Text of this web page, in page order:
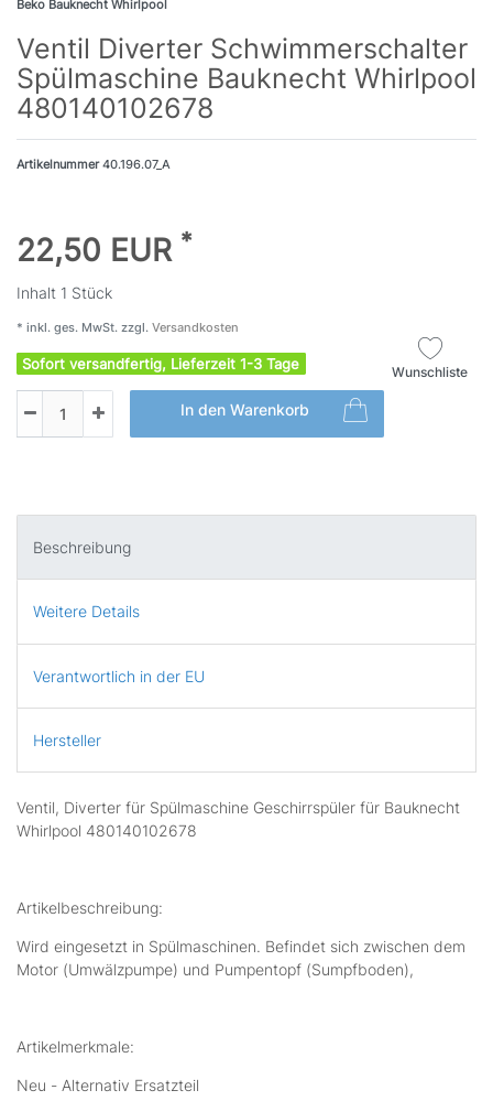
Beko Bauknecht Whirlpool
Ventil Diverter Schwimmerschalter
Spülmaschine Bauknecht Whirlpool
480140102678
Artikelnummer40.196.07_A
22,50 EUR *
Inhalt 1 Stück
* inkl. ges. MwSt. zzgl. Versandkosten
Sofort versandfertig, Lieferzeit 1-3 Tage
In den Warenkorb
Wunschliste
Beschreibung
Weitere Details
Verantwortlich in der EU
Hersteller
Ventil, Diverter für Spülmaschine Geschirrspüler für Bauknecht
Whirlpool 480140102678
Artikelbeschreibung:
Wird eingesetzt in Spülmaschinen. Befindet sich zwischen dem
Motor (Umwälzpumpe) und Pumpentopf (Sumpfboden),
Artikelmerkmale:
Neu - Alternativ Ersatzteil